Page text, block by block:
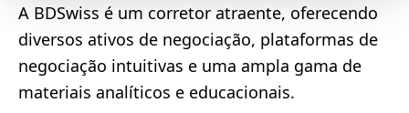
A BDSwiss é um corretor atraente, oferecendo
diversos ativos de negociação, plataformas de
negociação intuitivas e uma ampla gama de
materiais analíticos e educacionais.